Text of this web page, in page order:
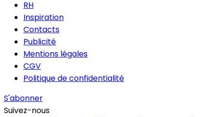
RH
Inspiration
Contacts
Publicité
Mentions légales
CGV
Politique de confidentialité
S'abonner
Suivez-nous